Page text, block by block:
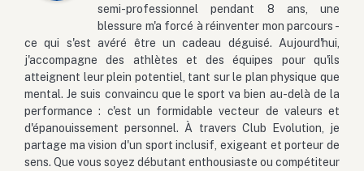
semi-professionnel pendant 8 ans, une
blessure m'a forcé à réinventer mon parcours -
ce qui s'est avéré être un cadeau déguisé. Aujourd'hui,
j'accompagne des athlètes et des équipes pour qu'ils
atteignent leur plein potentiel, tant sur le plan physique que
mental. Je suis convaincu que le sport va bien au-delà de la
performance : c'est un formidable vecteur de valeurs et
d'épanouissement personnel. À travers Club Evolution, je
partage ma vision d'un sport inclusif, exigeant et porteur de
sens. Que vous soyez débutant enthousiaste ou compétiteur